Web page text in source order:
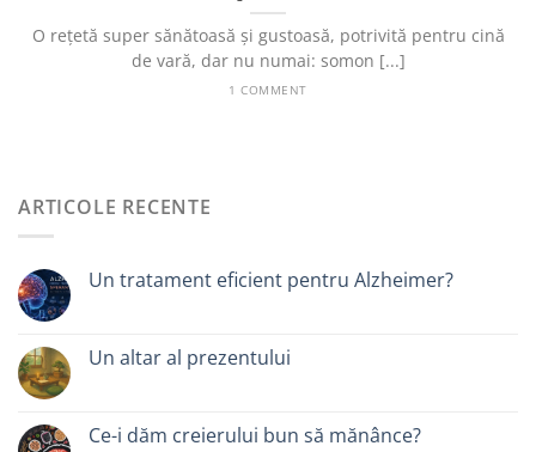
O rețetă super sănătoasă și gustoasă, potrivită pentru cină
de vară, dar nu numai: somon [...]
1 COMMENT
ARTICOLE RECENTE
Un tratament eficient pentru Alzheimer?
Un altar al prezentului
Ce-i dăm creierului bun să mănânce?